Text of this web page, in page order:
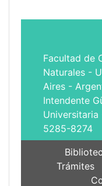
Facultad de
Naturales -
Aires -
Intendente
Universitaria
5285-8274
Trámites